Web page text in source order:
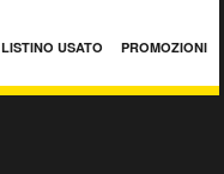
LISTINO USATO PROMOZIONI